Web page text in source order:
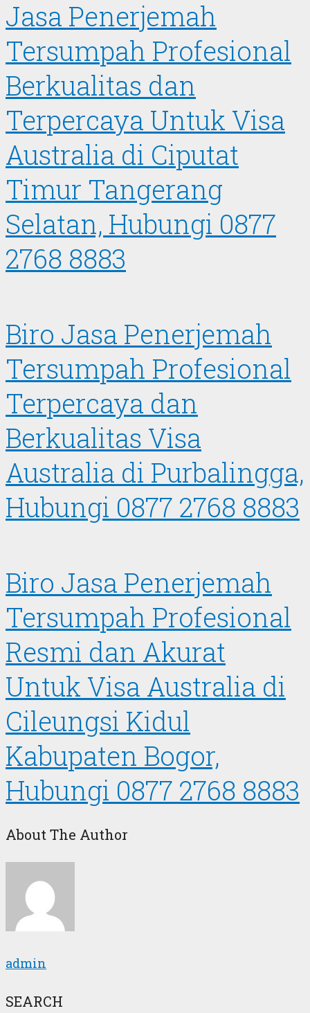
Jasa Penerjemah
Tersumpah Profesional
Berkualitas dan
Terpercaya Untuk Visa
Australia di Ciputat
Timur Tangerang
Selatan, Hubungi 0877
2768 8883
Biro Jasa Penerjemah
Tersumpah Profesional
Terpercaya dan
Berkualitas Visa
Australia di Purbalingga,
Hubungi 0877 2768 8883
Biro Jasa Penerjemah
Tersumpah Profesional
Resmi dan Akurat
Untuk Visa Australia di
Cileungsi Kidul
Kabupaten Bogor,
Hubungi 0877 2768 8883
About The Author
admin
SEARCH